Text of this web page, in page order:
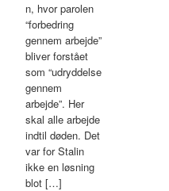
n, hvor parolen
“forbedring
gennem arbejde”
bliver forstået
som “udryddelse
gennem
arbejde”. Her
skal alle arbejde
indtil døden. Det
var for Stalin
ikke en løsning
blot […]